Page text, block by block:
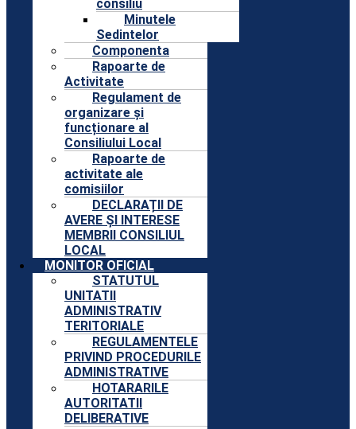
consiliu
Minutele
Sedintelor
Componenta
Rapoarte de
Activitate
Regulament de
organizare și
funcționare al
Consiliului Local
Rapoarte de
activitate ale
comisiilor
DECLARAȚII DE
AVERE ȘI INTERESE
MEMBRII CONSILIUL
LOCAL
MONITOR OFICIAL
STATUTUL
UNITATII
ADMINISTRATIV
TERITORIALE
REGULAMENTELE
PRIVIND PROCEDURILE
ADMINISTRATIVE
HOTARARILE
AUTORITATII
DELIBERATIVE